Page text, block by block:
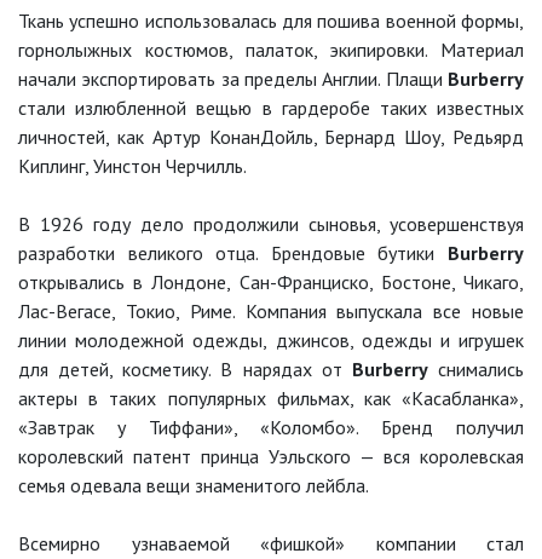
Ткань успешно использовалась для пошива военной формы,
горнолыжных костюмов, палаток, экипировки. Материал
начали экспортировать за пределы Англии. Плащи Burberry
стали излюбленной вещью в гардеробе таких известных
личностей, как Артур КонанДойль, Бернард Шоу, Редьярд
Киплинг, Уинстон Черчилль.
В 1926 году дело продолжили сыновья, усовершенствуя
разработки великого отца. Брендовые бутики Burberry
открывались в Лондоне, Сан-Франциско, Бостоне, Чикаго,
Лас-Вегасе, Токио, Риме. Компания выпускала все новые
линии молодежной одежды, джинсов, одежды и игрушек
для детей, косметику. В нарядах от Burberryснимались
актеры в таких популярных фильмах, как «Касабланка»,
«Завтрак у Тиффани», «Коломбо». Бренд получил
королевский патент принца Уэльского — вся королевская
семья одевала вещи знаменитого лейбла.
Всемирно узнаваемой «фишкой» компании стал